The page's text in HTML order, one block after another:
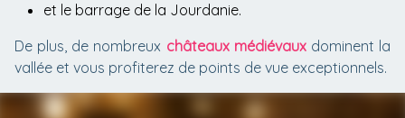
et le barrage de la Jourdanie.
De plus, de nombreux châteaux médiévauxdominent la
vallée et vous profiterez de points de vue exceptionnels.